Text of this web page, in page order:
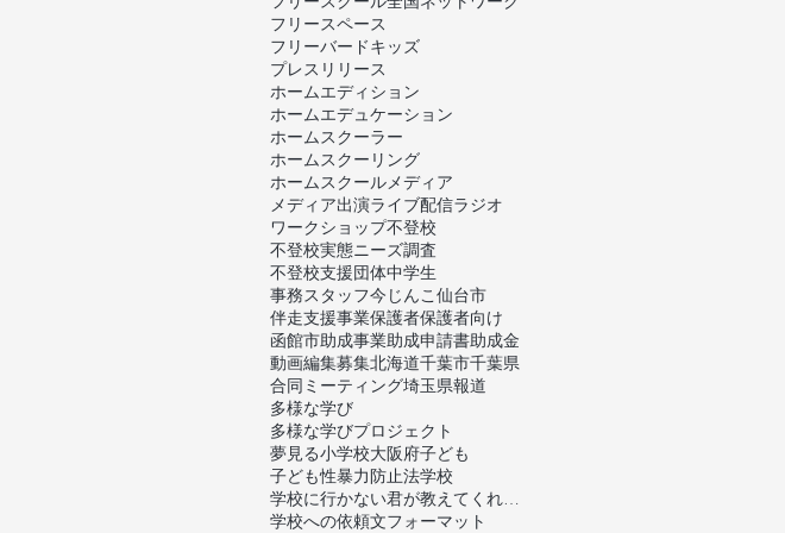
フリースペース
フリーバードキッズ
プレスリリース
ホームエディション
ホームエデュケーション
ホームスクーラー
ホームスクーリング
ホームスクールメディア
メディア出演ライブ配信ラジオ
ワークショップ不登校
不登校実態ニーズ調査
不登校支援団体中学生
事務スタッフ今じんこ仙台市
伴走支援事業保護者保護者向け
函館市助成事業助成申請書助成金
動画編集募集北海道千葉市千葉県
合同ミーティング埼玉県報道
多様な学び
多様な学びプロジェクト
夢見る小学校大阪府子ども
子ども性暴力防止法学校
学校に行かない君が教えてくれたこと
学校への依頼文フォーマット